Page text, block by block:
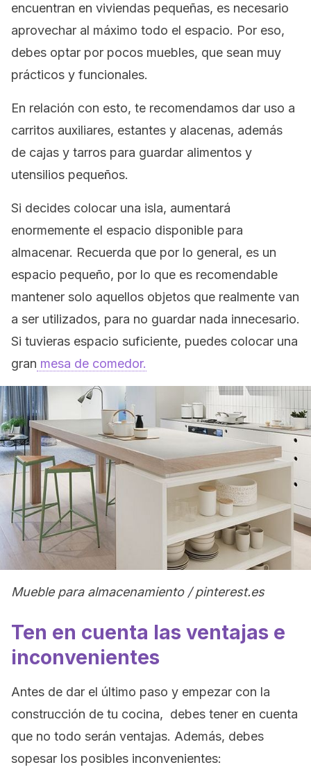
encuentran en viviendas pequeñas, es necesario
aprovechar al máximo todo el espacio. Por eso,
debes optar por pocos muebles, que sean muy
prácticos y funcionales.
En relación con esto, te recomendamos dar uso a
carritos auxiliares, estantes y alacenas, además
de cajas y tarros para guardar alimentos y
utensilios pequeños.
Si decides colocar una isla, aumentará
enormemente el espacio disponible para
almacenar. Recuerda que por lo general, es un
espacio pequeño, por lo que es recomendable
mantener solo aquellos objetos que realmente van
a ser utilizados, para no guardar nada innecesario.
Si tuvieras espacio suficiente, puedes colocar una
gran mesa de comedor.
Mueble para almacenamiento / pinterest.es
Ten en cuenta las ventajas e
inconvenientes
Antes de dar el último paso y empezar con la
construcción de tu cocina, debes tener en cuenta
que no todo serán ventajas. Además, debes
sopesar los posibles inconvenientes: